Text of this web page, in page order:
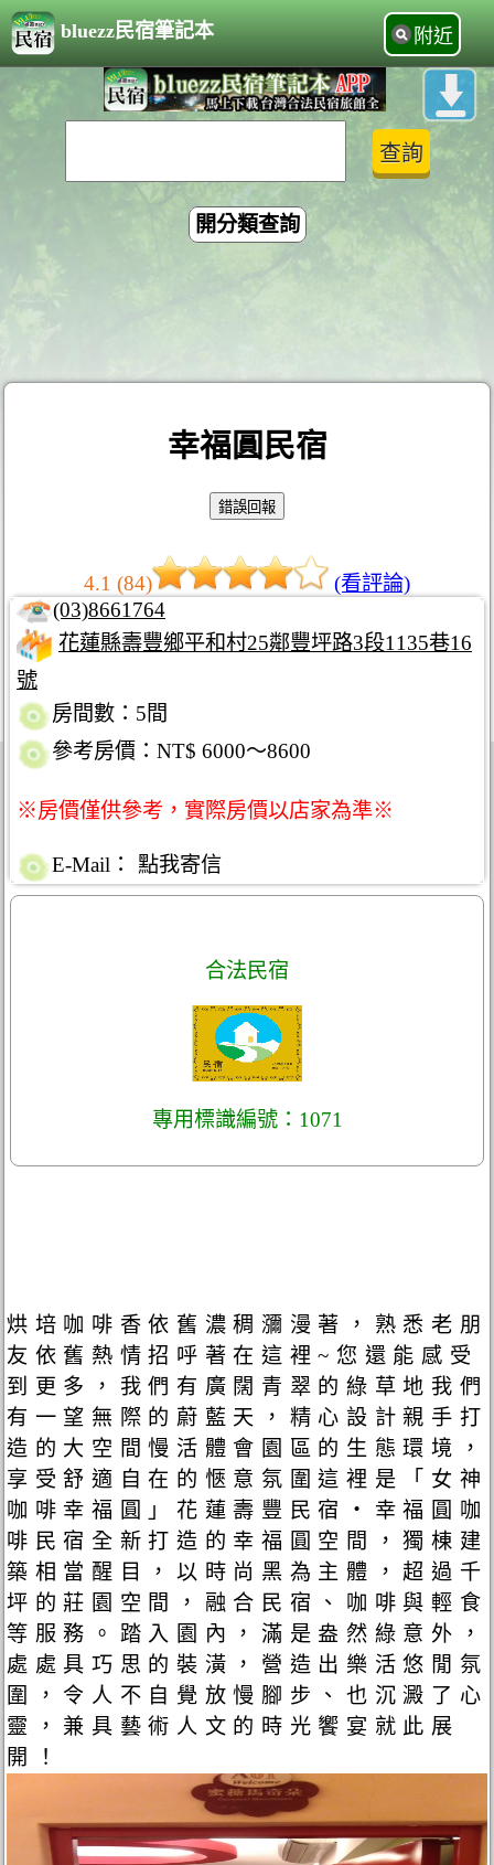
bluezz民宿筆記本 附近
開分類查詢
幸福圓民宿
4.1 (84)
(看評論)
(03)8661764
花蓮縣壽豐鄉平和村25鄰豐坪路3段1135巷16
號
房間數：5間
參考房價：NT$ 6000～8600
※房價僅供參考，實際房價以店家為準※
E-Mail： 點我寄信
合法民宿
專用標識編號：1071
烘培咖啡香依舊濃稠瀰漫著，熟悉老朋
友依舊熱情招呼著在這裡~您還能感受
到更多，我們有廣闊青翠的綠草地我們
有一望無際的蔚藍天，精心設計親手打
造的大空間慢活體會園區的生態環境，
享受舒適自在的愜意氛圍這裡是「女神
咖啡幸福圓」花蓮壽豐民宿‧幸福圓咖
啡民宿全新打造的幸福圓空間，獨棟建
築相當醒目，以時尚黑為主體，超過千
坪的莊園空間，融合民宿、咖啡與輕食
等服務。踏入園內，滿是盎然綠意外，
處處具巧思的裝潢，營造出樂活悠閒氛
圍，令人不自覺放慢腳步、也沉澱了心
靈，兼具藝術人文的時光饗宴就此展
開！